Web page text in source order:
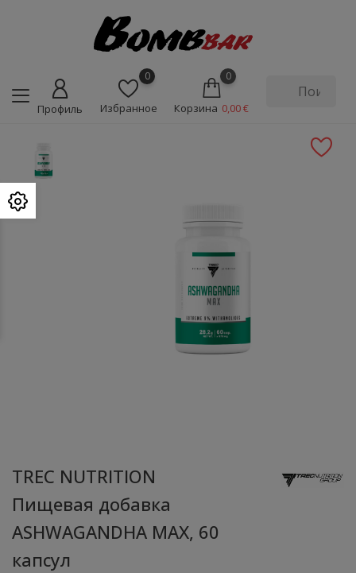
Профиль
0
Избранное
0
Корзина 0,00 €
TREC NUTRITION
Пищевая добавка
ASHWAGANDHA MAX, 60
капсул